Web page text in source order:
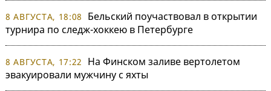
8 АВГУСТА, 18:08
Бельский поучаствовал в открытии
турнира по следж-хоккею в Петербурге
8 АВГУСТА, 17:22
На Финском заливе вертолетом
эвакуировали мужчину с яхты